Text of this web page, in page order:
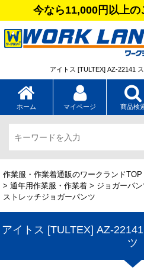
今なら11,000円以上
アイトス [TULTEX] AZ-22141
ホーム マイページ 商品検
作業服・作業着通販のワークランドTOP
> 通年用作業服・作業着 > ジョガーパン
ストレッチジョガーパンツ
アイトス [TULTEX] AZ-
ツ